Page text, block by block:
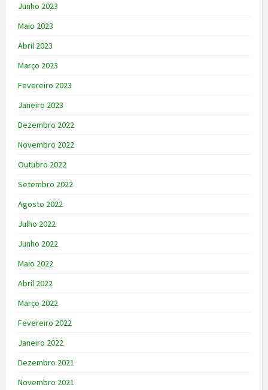
Junho 2023
Maio 2023
Abril 2023
Março 2023
Fevereiro 2023
Janeiro 2023
Dezembro 2022
Novembro 2022
Outubro 2022
Setembro 2022
Agosto 2022
Julho 2022
Junho 2022
Maio 2022
Abril 2022
Março 2022
Fevereiro 2022
Janeiro 2022
Dezembro 2021
Novembro 2021